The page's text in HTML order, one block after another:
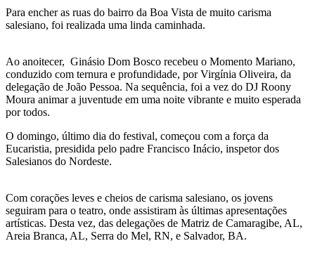
Para encher as ruas do bairro da Boa Vista de muito carisma
salesiano, foi realizada uma linda caminhada.
Ao anoitecer, Ginásio Dom Bosco recebeu o Momento Mariano,
conduzido com ternura e profundidade, por Virgínia Oliveira, da
delegação de João Pessoa. Na sequência, foi a vez do DJ Roony
Moura animar a juventude em uma noite vibrante e muito esperada
por todos.
O domingo, último dia do festival, começou com a força da
Eucaristia, presidida pelo padre Francisco Inácio, inspetor dos
Salesianos do Nordeste.
Com corações leves e cheios de carisma salesiano, os jovens
seguiram para o teatro, onde assistiram às últimas apresentações
artísticas. Desta vez, das delegações de Matriz de Camaragibe, AL,
Areia Branca, AL, Serra do Mel, RN, e Salvador, BA.